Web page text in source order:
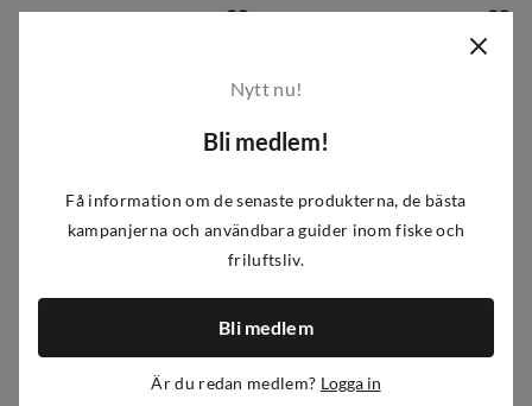
Urberg
Unisex Stranda Poncho Dress Blue
495 kr
Lundhags
price
3 000 kr
Nytt nu!
Bli medlem!
Få information om de senaste produkterna, de bästa
kampanjerna och användbara guider inom fiske och
friluftsliv.
Bli medlem
Är du redan medlem? Logga in